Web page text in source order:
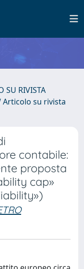
SU RIVISTA
Articolo su rivista
contabile:
proposta
cap»